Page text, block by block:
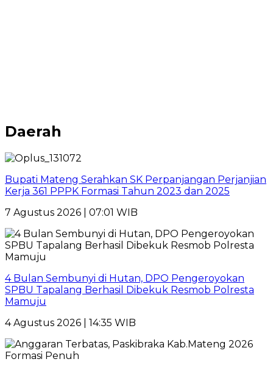
Daerah
Bupati Mateng Serahkan SK Perpanjangan Perjanjian
Kerja 361 PPPK Formasi Tahun 2023 dan 2025
7 Agustus 2026 | 07:01 WIB
4 Bulan Sembunyi di Hutan, DPO Pengeroyokan
SPBU Tapalang Berhasil Dibekuk Resmob Polresta
Mamuju
4 Agustus 2026 | 14:35 WIB